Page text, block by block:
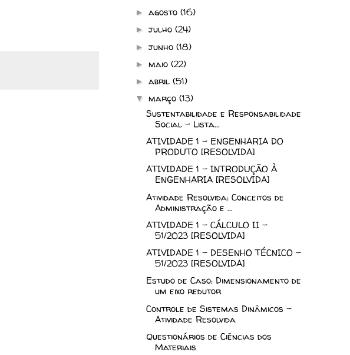
► agosto (16)
► julho (24)
► junho (18)
► maio (22)
► abril (51)
▼ março (13)
Sustentabilidade e Responsabilidade
Social - Lista...
ATIVIDADE 1 - ENGENHARIA DO
PRODUTO [RESOLVIDA]
ATIVIDADE 1 – INTRODUÇÃO À
ENGENHARIA [RESOLVIDA]
Atividade Resolvida: Conceitos de
Administração e ...
ATIVIDADE 1 - CÁLCULO II -
51/2023 [RESOLVIDA]
ATIVIDADE 1 - DESENHO TÉCNICO -
51/2023 [RESOLVIDA]
Estudo de Caso: Dimensionamento de
um eixo redutor
Controle de Sistemas Dinâmicos -
Atividade Resolvida
Questionários de Ciências dos
Materiais